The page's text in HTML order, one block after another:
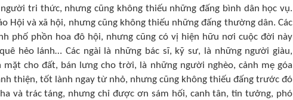
người tri thức, nhưng cũng không thiếu những đấng bình dân học vụ.
Hội và xã hội, nhưng cũng không thiếu những đấng thường dân. Các
phố phồn hoa đô hội, nhưng cũng có vị hiện hữu nơi cuộc đời này
hẻo lánh… Các ngài là những bác sĩ, kỹ sư, là những người giàu,
cho đất, bán lưng cho trời, là những người nghèo, cảnh mẹ góa
thiện, tốt lành ngay từ nhỏ, nhưng cũng không thiếu đấng trước đó
và trác táng, nhưng chỉ được ơn sám hối, canh tân, tin tưởng, phó